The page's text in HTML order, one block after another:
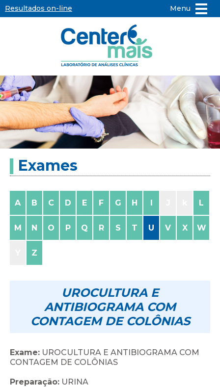
Resultados on-line Menu
Center
Mais
-
Laboratório
Análises
Exames
A B C D E F G H I L
M N O P Q R S T U V X W
Z
UROCULTURA E
ANTIBIOGRAMA COM
CONTAGEM DE COLÔNIAS
Exame: UROCULTURA E ANTIBIOGRAMA COM
CONTAGEM DE COLÔNIAS
Preparação: URINA